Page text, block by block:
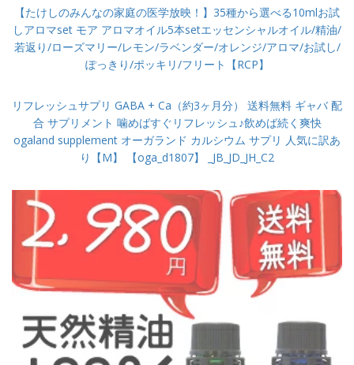
【たけしのみんなの家庭の医学放映！】35種から選べる10mlお試
しアロマset モア アロマオイル5本setエッセンシャルオイル/精油/
若返り/ローズマリー/レモン/ラベンダー/オレンジ/アロマ/お試し/
ぽっきり/ポッキリ/フリート【RCP】
リフレッシュサプリ GABA + Ca（約3ヶ月分） 送料無料 ギャバ 配
合 サプリメント 噛めばすぐリフレッシュ♪飲めば続く爽快
ogaland supplement オーガランド カルシウム サプリ 人気に訳あ
り【M】 【oga_d1807】 _JB_JD_JH_C2